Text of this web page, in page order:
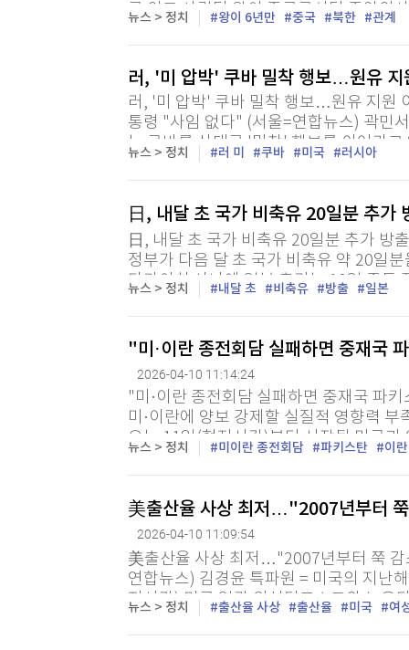
스페셜강의
투자/재테크
부동산/세무
[할인50%] 한·미 투자 올인원 클래스
특징주 뉴스
매매신호 (랭킹
투자분석
국내증시
해외증시
국 외교 사령탑 왕이 중국공산당 중앙외
란 전쟁과 다음 달 미중 정상회담 속에
뉴스 > 정치 왕이 6년만 중국 북한 관계
러, '미 압박' 쿠바 밀착 행보…원유
러, '미 압박' 쿠바 밀착 행보…원유 지원
통령 "사임 없다" (서울=연합뉴스) 곽민
는 쿠바를 상대로 '밀착' 행보를 이어가
관은 10일(현지시간) 쿠바 수도 아바나를
뉴스 > 정치 러 미 쿠바 미국 러시아
日, 내달 초 국가 비축유 20일분 추가
日, 내달 초 국가 비축유 20일분 추가 방
정부가 다음 달 초 국가 비축유 약 20일
다카이치 사나에 일본 총리는 10일 중동
비축유 추가 방출을 결정하고 5월 상순
뉴스 > 정치 내달 초 비축유 방출 일본
"미·이란 종전회담 실패하면 중재국
2026-04-10 11:14:24
"미·이란 종전회담 실패하면 중재국 파
미·이란에 양보 강제할 실질적 영향력
오는 11일(현지시간)부터 시작될 미국
파키스탄도 외교적으로 큰 부담을 지게
뉴스 > 정치 미이란 종전회담 파키스탄 이란
美출산율 사상 최저…"2007년부터
2026-04-10 11:09:54
美출산율 사상 최저…"2007년부터 쭉
연합뉴스) 김경윤 특파원 = 미국의 지난
지시간) 미국 일간 워싱턴포스트와 뉴욕
(CDC) 산하 국립보건통계센터(NCHS)
뉴스 > 정치 출산율 사상 출산율 미국 여